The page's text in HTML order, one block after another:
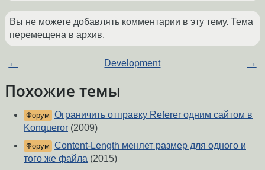
Вы не можете добавлять комментарии в эту тему. Тема
перемещена в архив.
← Development →
Похожие темы
Форум Ограничить отправку Referer одним сайтом в
Konqueror (2009)
Форум Content-Length меняет размер для одного и
того же файла (2015)